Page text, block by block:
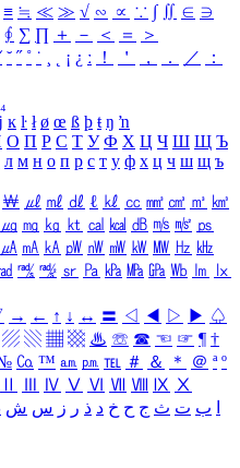
≡ ≒ ≪ ≫ √ ∽ ∝ ∵ ∫ ∬ ∈ ∋
∮ ∑ ∏ ＋ － ＜ ＝
＞
˘ ˝ ˚ ˙ ¸ ¡ ¿ ː ！ ＇ ， ． ／
：
₄
ĸ ŀ ł ø œ ß þ ŧ ŋ ŉ
О П Р С Т У Ф Х Ц Ч Ш Щ Ъ
л м н о п р с т у ф х ц ч ш щ ъ
￦ ㎕ ㎖ ㎗ ℓ ㎘ ㏄ ㎣ ㎤ ㎥ ㎦
㎍ ㎎ ㎏ ㏏ ㎈ ㎉ ㏈ ㎧ ㎨ ㎰
㎂ ㎃ ㎄ ㎺ ㎻ ㎽ ㎾ ㎿ ㎐ ㎑
㎮ ㎯ ㏛ ㎩ ㎪ ㎫ ㎬ ㏝ ㏐
㏓
→ ← ↑ ↓ ↔ 〓 ◁ ◀ ▷ ▶ ♤
▨ ▧ ▦ ▩ ♨ ☏ ☎ ☜ ☞ ¶ †
㏇ ™ ㏂ ㏘ ℡ ＃ ＆ ＊ ＠ ª º
Ⅳ Ⅴ Ⅵ Ⅶ Ⅷ Ⅸ Ⅹ
ب ت ث ج ح خ د ذ ر ز س ش